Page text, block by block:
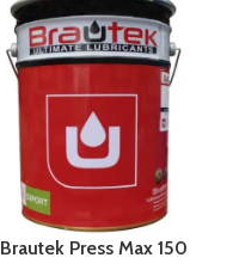
Brautek Press Max 150